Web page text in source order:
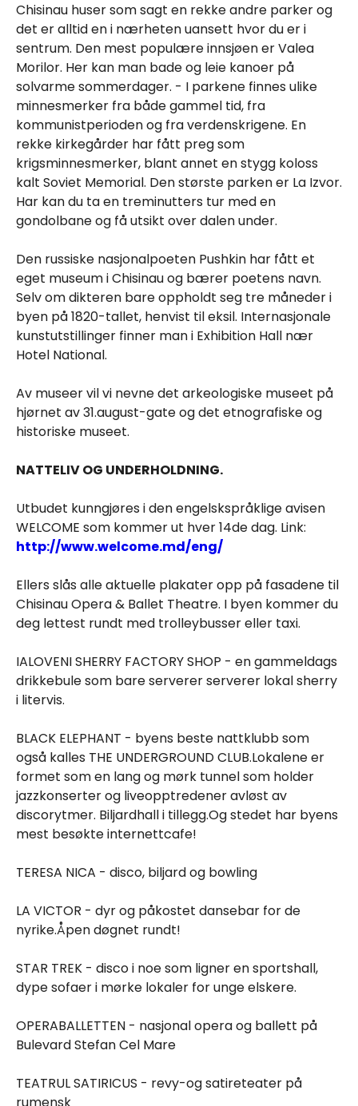
Chisinau huser som sagt en rekke andre parker og
det er alltid en i nærheten uansett hvor du er i
sentrum. Den mest populære innsjøen er Valea
Morilor. Her kan man bade og leie kanoer på
solvarme sommerdager. - I parkene finnes ulike
minnesmerker fra både gammel tid, fra
kommunistperioden og fra verdenskrigene. En
rekke kirkegårder har fått preg som
krigsminnesmerker, blant annet en stygg koloss
kalt Soviet Memorial. Den største parken er La Izvor.
Har kan du ta en treminutters tur med en
gondolbane og få utsikt over dalen under.
Den russiske nasjonalpoeten Pushkin har fått et
eget museum i Chisinau og bærer poetens navn.
Selv om dikteren bare oppholdt seg tre måneder i
byen på 1820-tallet, henvist til eksil. Internasjonale
kunstutstillinger finner man i Exhibition Hall nær
Hotel National.
Av museer vil vi nevne det arkeologiske museet på
hjørnet av 31.august-gate og det etnografiske og
historiske museet.
NATTELIV OG UNDERHOLDNING.
Utbudet kunngjøres i den engelskspråklige avisen
WELCOME som kommer ut hver 14de dag. Link:
http://www.welcome.md/eng/
Ellers slås alle aktuelle plakater opp på fasadene til
Chisinau Opera & Ballet Theatre. I byen kommer du
deg lettest rundt med trolleybusser eller taxi.
IALOVENI SHERRY FACTORY SHOP - en gammeldags
drikkebule som bare serverer serverer lokal sherry
i litervis.
BLACK ELEPHANT - byens beste nattklubb som
også kalles THE UNDERGROUND CLUB.Lokalene er
formet som en lang og mørk tunnel som holder
jazzkonserter og liveopptredener avløst av
discorytmer. Biljardhall i tillegg.Og stedet har byens
mest besøkte internettcafe!
TERESA NICA - disco, biljard og bowling
LA VICTOR - dyr og påkostet dansebar for de
nyrike.Åpen døgnet rundt!
STAR TREK - disco i noe som ligner en sportshall,
dype sofaer i mørke lokaler for unge elskere.
OPERABALLETTEN - nasjonal opera og ballett på
Bulevard Stefan Cel Mare
TEATRUL SATIRICUS - revy-og satireteater på